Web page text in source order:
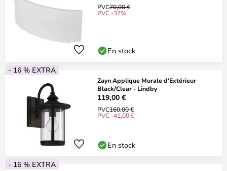
PVC70,00 €
PVC -37%
En stock
- 16 % EXTRA
Zayn Applique Murale d'Extérieur
Black/Clear - Lindby
119,00 €
PVC160,00 €
PVC -41,00 €
En stock
- 16 % EXTRA